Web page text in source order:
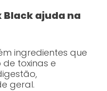
Black ajuda na
ingredientes que
toxinas e
geral.